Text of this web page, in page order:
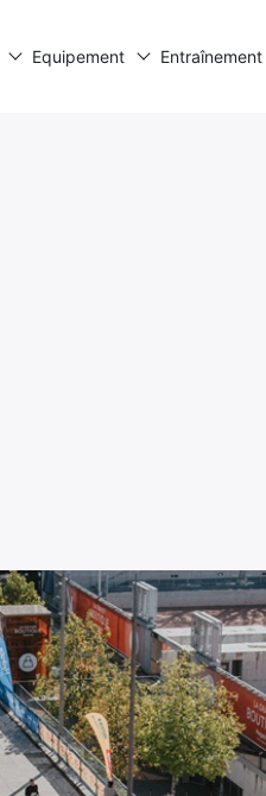
Equipement Entraînement